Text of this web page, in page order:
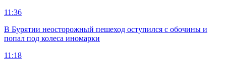
11:36
В Бурятии неосторожный пешеход оступился с обочины и
попал под колеса иномарки
11:18